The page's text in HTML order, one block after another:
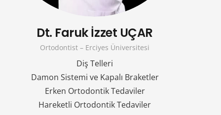
Dt. Faruk İzzet UÇAR
Ortodontist – Erciyes Üniversitesi
Diş Telleri
Damon Sistemi ve Kapalı Braketler
Erken Ortodontik Tedaviler
Hareketli Ortodontik Tedaviler